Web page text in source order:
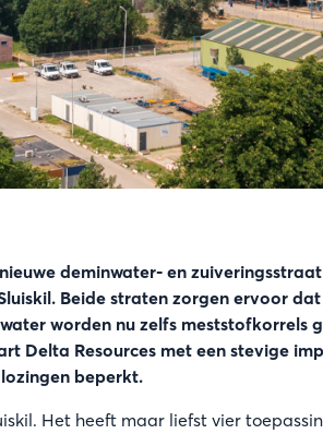
deminwater- en
Beide straten zorgen ervoor
worden nu zelfs meststofkorrels
Delta Resources met een stevige
beperkt.
Het heeft maar liefst vier